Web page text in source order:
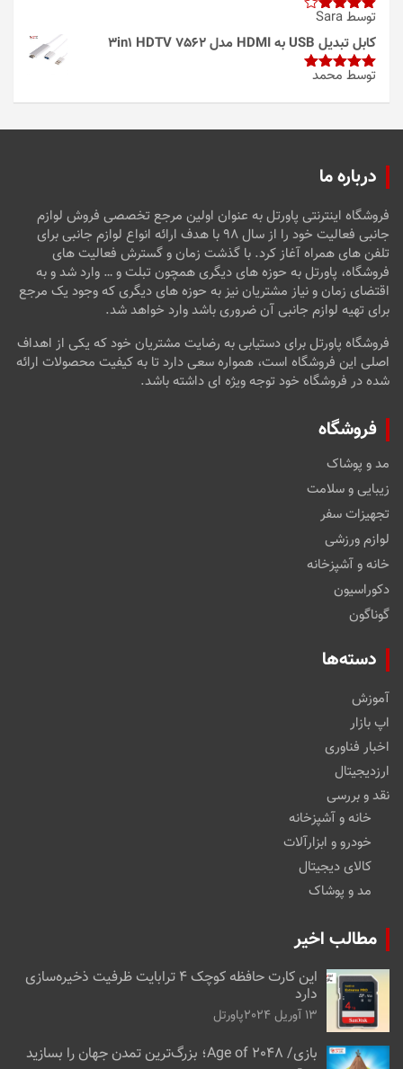
امتیاز4
از 5
توسط Sara
کابل تبدیل USB به HDMI مدل 3in1 HDTV 7562
امتیاز5از
توسط محمد
درباره ما
فروشگاه اینترنتی پاورتل به عنوان اولین مرجع تخصصی فروش لوازم
جانبی فعالیت خود را از سال ۹۸ با هدف ارائه انواع لوازم جانبی برای
تلفن های همراه آغاز کرد. با گذشت زمان و گسترش فعالیت های
فروشگاه، پاورتل به حوزه های دیگری همچون تبلت و … وارد شد و به
اقتضای زمان و نیاز مشتریان نیز به حوزه های دیگری که وجود یک مرجع
برای تهیه لوازم جانبی آن ضروری باشد وارد خواهد شد.
فروشگاه پاورتل برای دستیابی به رضایت مشتریان خود که یکی از اهداف
اصلی این فروشگاه است، همواره سعی دارد تا به کیفیت محصولات ارائه
شده در فروشگاه خود توجه ویژه ای داشته باشد.
فروشگاه
مد و پوشاک
زیبایی و سلامت
تجهیزات سفر
لوازم ورزشی
خانه و آشپزخانه
دکوراسیون
گوناگون
دسته‌ها
آموزش
اپ بازار
اخبار فناوری
ارزدیجیتال
نقد و بررسی
خانه و آشپزخانه
خودرو و ابزارآلات
کالای دیجیتال
مد و پوشاک
مطالب اخیر
این کارت حافظه کوچک ۴ ترابایت ظرفیت ذخیره‌سازی
دارد
13 آوریل 2024 پاورتل
بازی/ Age of 2048؛ بزرگ‌ترین تمدن جهان را بسازید